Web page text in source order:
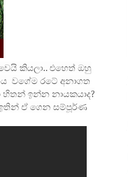
කියලා.. එහෙත් ඔහු
වගේම රටේ අනාගත
හිතන් ඉන්න නායකයාද?
ඒ ගෙන සම්පූර්ණ